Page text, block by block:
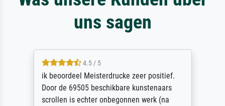
uns sagen
4.5 / 5
ik beoordeel Meisterdrucke zeer positief.
Door de 69505 beschikbare kunstenaars
scrollen is echter onbegonnen werk (na